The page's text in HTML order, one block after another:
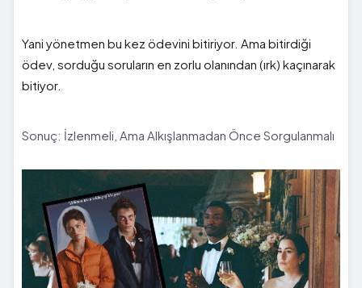
Yani yönetmen bu kez ödevini bitiriyor. Ama bitirdiği
ödev, sorduğu soruların en zorlu olanından (ırk) kaçınarak
bitiyor.
Sonuç: İzlenmeli, Ama Alkışlanmadan Önce Sorgulanmalı